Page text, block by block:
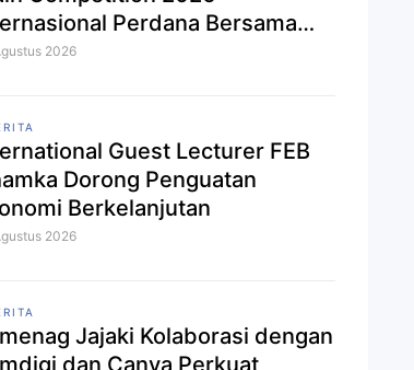
Perdana Bersama
PTMA
2026
Guest Lecturer FEB
Dorong Penguatan
Berkelanjutan
2026
Jajaki Kolaborasi dengan